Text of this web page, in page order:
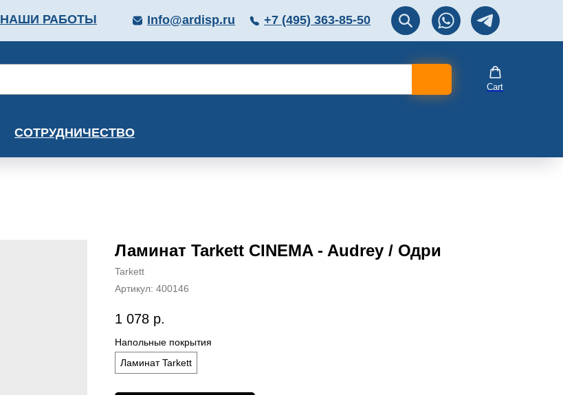
Перезвоните мне!
НАШИ РАБОТЫ +7 (495) 363-85-50
Info@ardisp.ru
Cart
СОТРУДНИЧЕСТВО
Ламинат Tarkett CINEMA - Audrey / Одри
Tarkett
Артикул: 400146
1 078 р.
Напольные покрытия
Ламинат Tarkett